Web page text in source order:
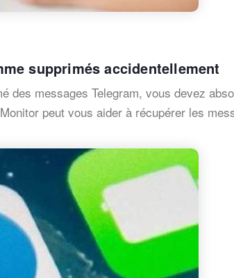
supprimés accidentellement
des messages Telegram, vous devez
peut vous aider à récupérer les